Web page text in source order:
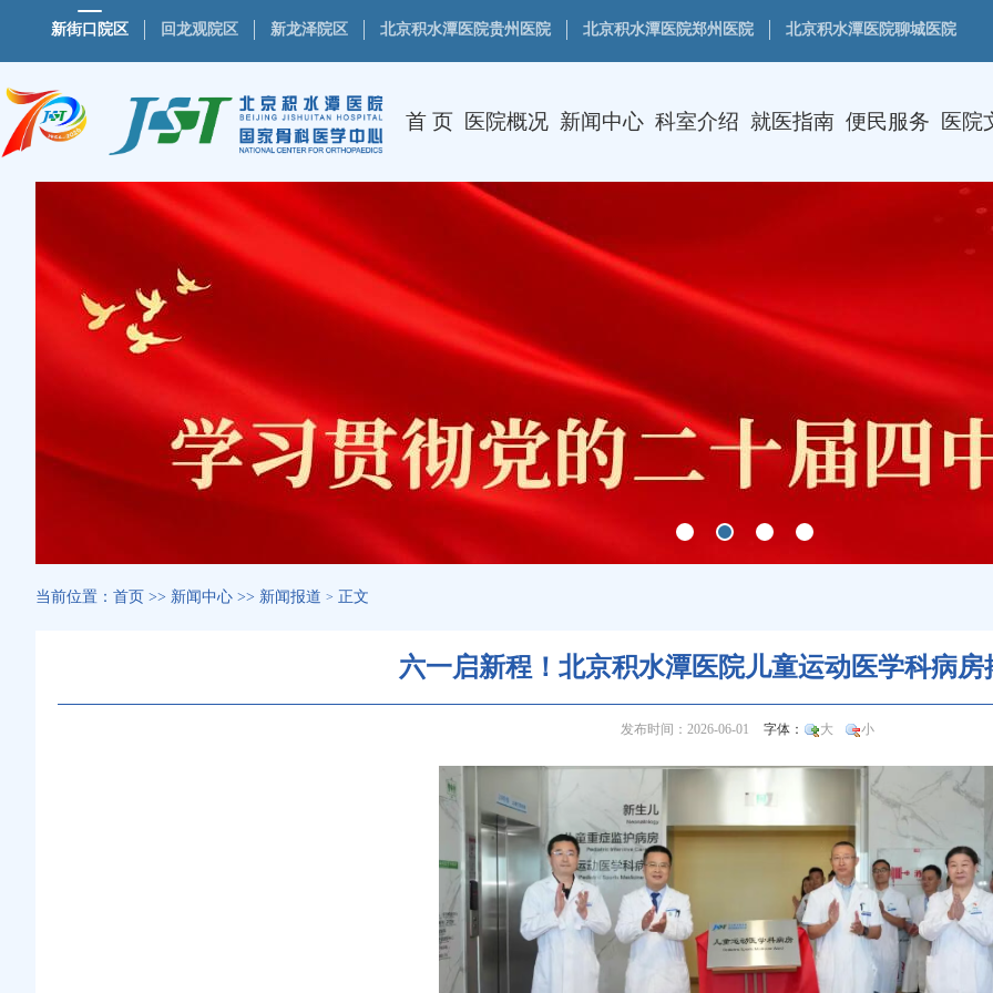
新街口院区 回龙观院区 新龙泽院区 北京积水潭医院贵州医院 北京积水潭医院郑州医院 北京积水潭医院聊城医院
首 页 医院概况 新闻中心 科室介绍 就医指南 便民服务 医院
当前位置： 首页 >> 新闻中心 >> 新闻报道 > 正文
六一启新程！北京积水潭医院儿童运动医学科病房
发布时间：2026-06-01 字体： 大 小